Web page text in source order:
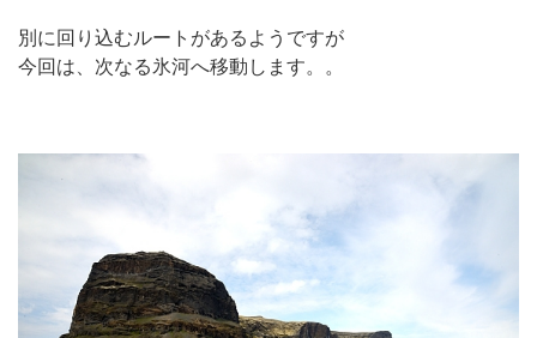
別に回り込むルートがあるようですが
今回は、次なる氷河へ移動します。。